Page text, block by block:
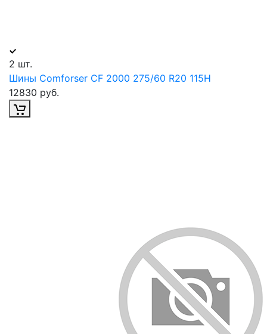
2 шт.
Шины Comforser CF 2000 275/60 R20 115H
12830 руб.